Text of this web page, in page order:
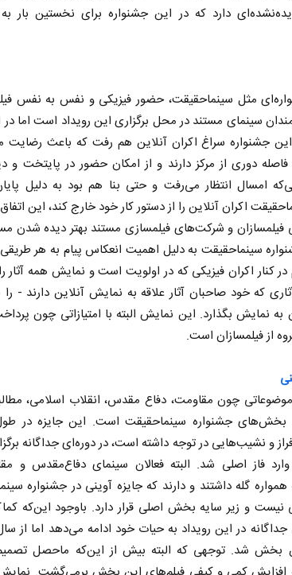
دارد که در این جشنواره برای نخستین بار
مثل سینماحقیقت، حضور فیزیکی و نفس به نفس
سینمای مستند در محل برگزاری این رویداد است اما
این جشنواره سراغ اکران آنلاین هم رفت که باعث رضایت
دوری از مرکز دارند و از امکان حضور در پایتخت و
امسال انتظار می‌رفت و حتی بنا هم بود به دلیل
اکران آنلاین را از دستور کار خود خارج کند، این اتفاق
فیلمسازان و شرکت‌های فیلمسازی مستند بهتر دیده شدن
سینماحقیقت به دلیل اهمیت انعکاس پیام به هر
کنار اکران فیزیکی که در اولویت است و نمایش همه آثار
که خود صاحبان آثار علاقه به نمایش آنلاین دارند -
به نمایش بگذارد. این نمایش البته با امتیازاتی چون
از فیلمسازان است.
چون مقاومت، دفاع مقدس، انقلاب اسلامی،
بخش‌های جشنواره سینماحقیقت است. این جایزه در
و نشیب‌هایی در توجه داشته است، در دوره‌ای جداگانه
فاز اصلی شد. البته فعالان سینمای دفاع‌مقدس و
گله داشتند و دارند که جایزه آوینی در جشنواره
و زیر سایه بخش اصلی قرار دارد. باوجود این‌که
در این رویداد به حیات خود ادامه می‌دهد اما از
بخش شد. توجهی که البته بیش از این‌که ماحصل
۶ مردادماه
صفحات نخست روزنامه ها‌ی یکشنبه ۴